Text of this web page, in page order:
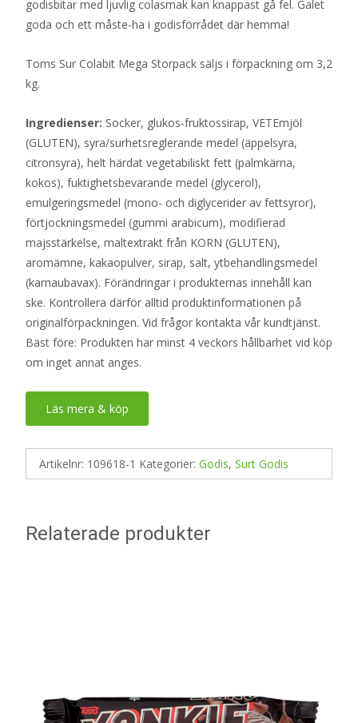
godisbitar med ljuvlig colasmak kan knappast gå fel. Galet
goda och ett måste-ha i godisförrådet där hemma!
Toms Sur Colabit Mega Storpack säljs i förpackning om 3,2
kg.
Ingredienser: Socker, glukos-fruktossirap, VETEmjöl
(GLUTEN), syra/surhetsreglerande medel (äppelsyra,
citronsyra), helt härdat vegetabiliskt fett (palmkärna,
kokos), fuktighetsbevarande medel (glycerol),
emulgeringsmedel (mono- och diglycerider av fettsyror),
förtjockningsmedel (gummi arabicum), modifierad
majsstärkelse, maltextrakt från KORN (GLUTEN),
aromämne, kakaopulver, sirap, salt, ytbehandlingsmedel
(karnaubavax). Förändringar i produkternas innehåll kan
ske. Kontrollera därför alltid produktinformationen på
originalförpackningen. Vid frågor kontakta vår kundtjänst.
Bäst före: Produkten har minst 4 veckors hållbarhet vid köp
om inget annat anges.
Läs mera & köp
Artikelnr: 109618-1 Kategorier: Godis, Surt Godis
Relaterade produkter